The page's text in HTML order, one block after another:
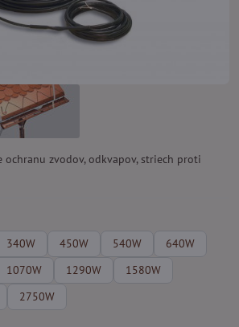
ochranu zvodov, odkvapov, striech proti
340W 450W 540W
640W
1070W 1290W
1580W
2750W